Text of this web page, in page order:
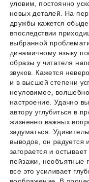
уловим, постоянно
новых деталей. На
дружбы кажется
впоследствии
выбранной
динамичному языку
образы у читателя
звуков. Кажется
и в высшей степени
неуловимое,
настроение. Удачно
автору углубиться в
жизненно важных
задуматься.
выводов, он радуется
загорается и
пейзажи, необъятные
все это усиливает